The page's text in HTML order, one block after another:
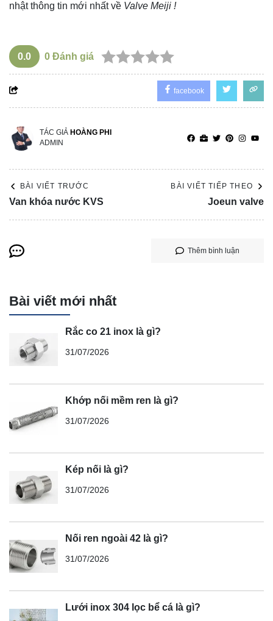
nhật thông tin mới nhất về Valve Meiji !
0.0 0 Đánh giá
facebook
TÁC GIẢ HOÀNG PHI
ADMIN
BÀI VIẾT TRƯỚC
Van khóa nước KVS
BÀI VIẾT TIẾP THEO
Joeun valve
Thêm bình luận
Bài viết mới nhất
Rắc co 21 inox là gì?
31/07/2026
Khớp nối mềm ren là gì?
31/07/2026
Kép nối là gì?
31/07/2026
Nối ren ngoài 42 là gì?
31/07/2026
Lưới inox 304 lọc bể cá là gì?